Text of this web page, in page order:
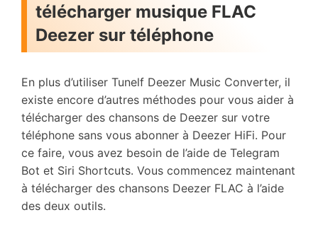
télécharger musique FLAC
Deezer sur téléphone
En plus d’utiliser Tunelf Deezer Music Converter, il
existe encore d’autres méthodes pour vous aider à
télécharger des chansons de Deezer sur votre
téléphone sans vous abonner à Deezer HiFi. Pour
ce faire, vous avez besoin de l’aide de Telegram
Bot et Siri Shortcuts. Vous commencez maintenant
à télécharger des chansons Deezer FLAC à l’aide
des deux outils.